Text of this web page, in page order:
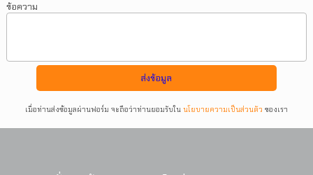
ข้อความ
เมื่อท่านส่งข้อมูลผ่านฟอร์ม จะถือว่าท่านยอมรับใน นโยบายความเป็นส่วนตัว ของเรา